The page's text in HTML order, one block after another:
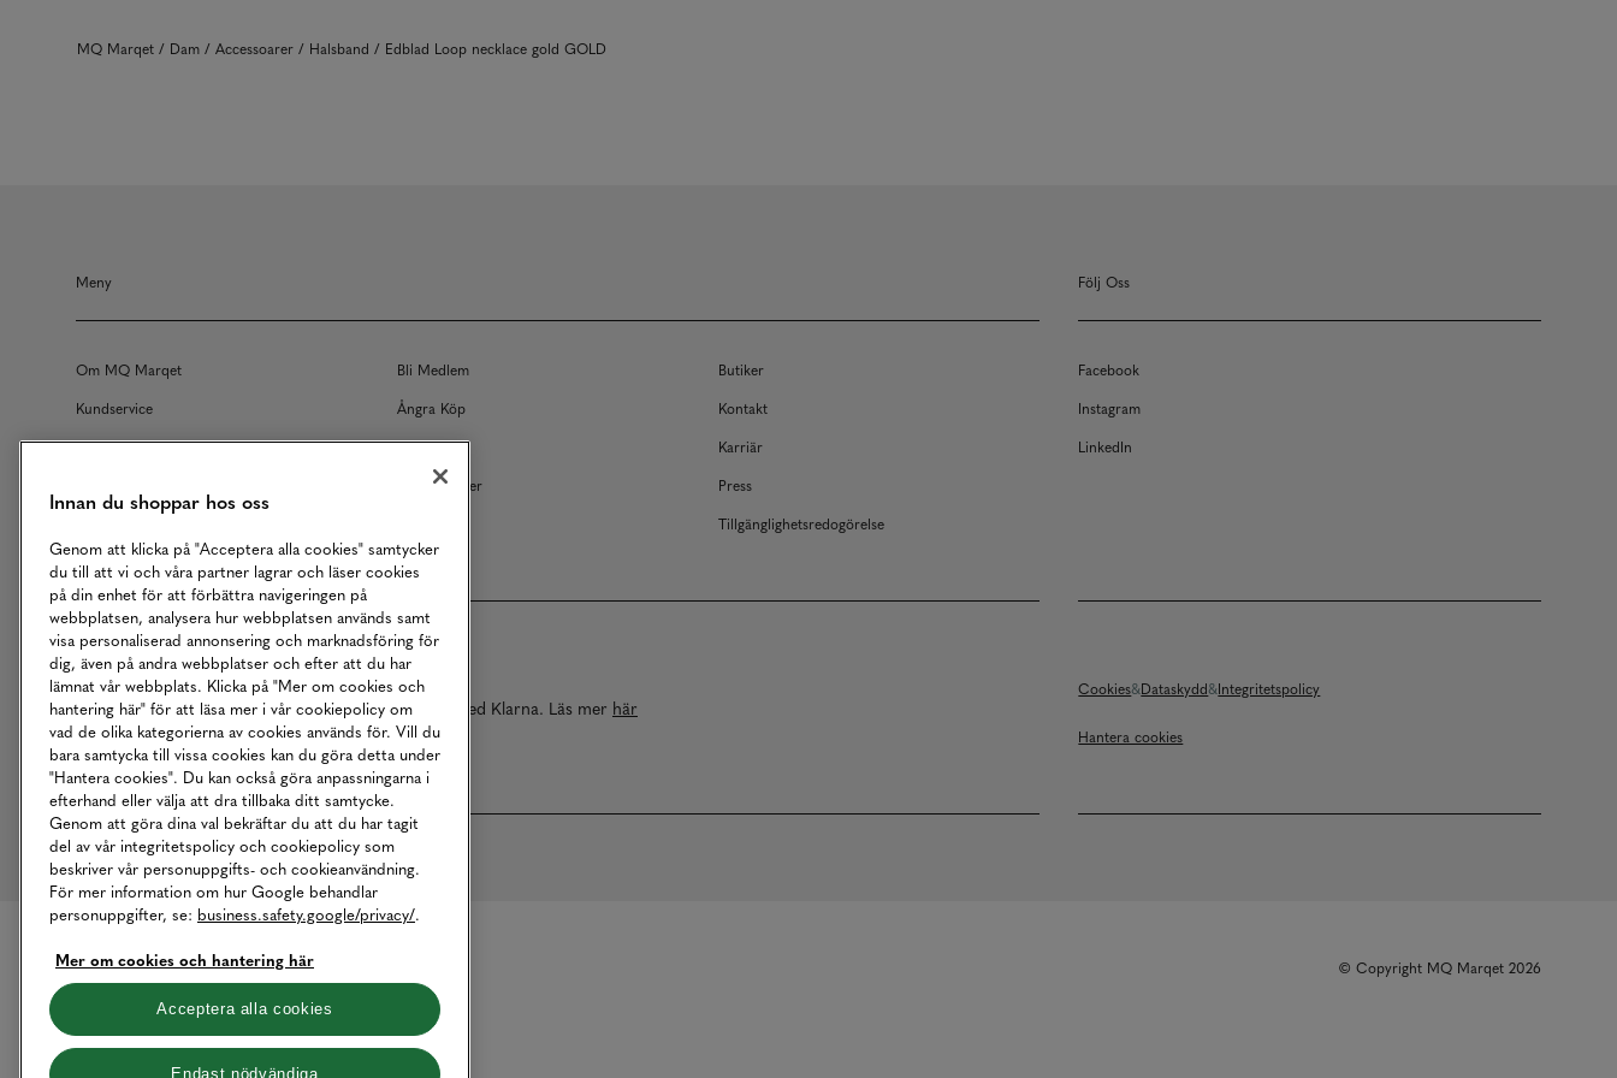
MQ Marqet Dam Accessoarer Halsband Edblad Loop necklace gold GOLD
Meny
Om MQ Marqet Bli Medlem
Butiker
Kundservice
Ångra Köp
Kontakt
Returer
Köpvillkor
Karriär
Våra Tjänster
Press
Tillgänglighetsredogörelse
Följ Oss
Facebook
Instagram
LinkedIn
Betalningar online sköts i samarbete med Klarna. Läs mer här
Cookies Dataskydd Integritetspolicy
Hantera cookies
© Copyright MQ Marqet 2026
Innan du shoppar hos oss
Genom att klicka på "Acceptera alla cookies" samtycker
du till att vi och våra partner lagrar och läser cookies
på din enhet för att förbättra navigeringen på
webbplatsen, analysera hur webbplatsen används samt
visa personaliserad annonsering och marknadsföring för
dig, även på andra webbplatser och efter att du har
lämnat vår webbplats. Klicka på "Mer om cookies och
hantering här" för att läsa mer i vår cookiepolicy om
vad de olika kategorierna av cookies används för. Vill du
bara samtycka till vissa cookies kan du göra detta under
"Hantera cookies". Du kan också göra anpassningarna i
efterhand eller välja att dra tillbaka ditt samtycke.
Genom att göra dina val bekräftar du att du har tagit
del av vår integritetspolicy och cookiepolicy som
beskriver vår personuppgifts- och cookieanvändning.
För mer information om hur Google behandlar
personuppgifter, se: business.safety.google/privacy/.
Mer om cookies och hantering här
Acceptera alla cookies
Endast nödvändiga